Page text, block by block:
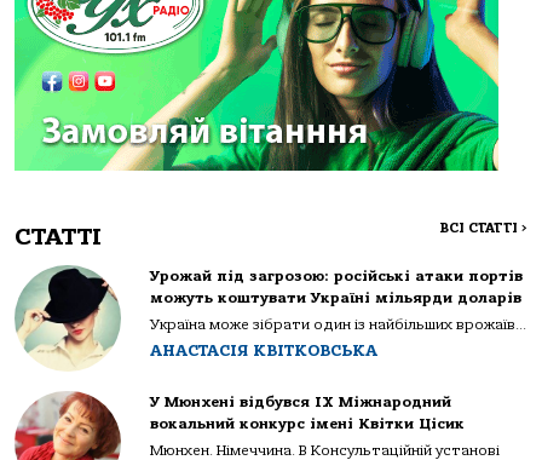
СТАТТІ ВСІ СТАТТІ >
Урожай під загрозою: російські атаки портів
можуть коштувати Україні мільярди доларів
Україна може зібрати один із найбільших врожаїв...
АНАСТАСІЯ КВІТКОВСЬКА
У Мюнхені відбувся IX Міжнародний
вокальний конкурс імені Квітки Цісик
Мюнхен. Німеччина. В Консультаційній установі